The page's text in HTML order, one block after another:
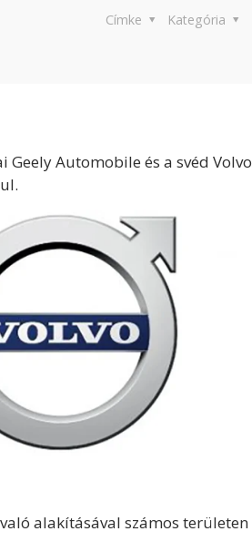
Kategória
Címke
Automobile és a svéd Volvo
alakításával számos területen